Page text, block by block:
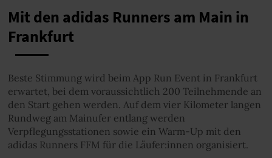
Mit den adidas Runners am Main in
Frankfurt
Beste Stimmung wird beim App Run Event in Frankfurt
erwartet, bei dem voraussichtlich 200 Teilnehmende an
den Start gehen werden. Auf dem vier Kilometer langen
Rundweg am Mainufer entlang werden
Verpflegungsstationen sowie ein Warm-Up mit den
adidas Runners FFM für die Läufer:innen organisiert.